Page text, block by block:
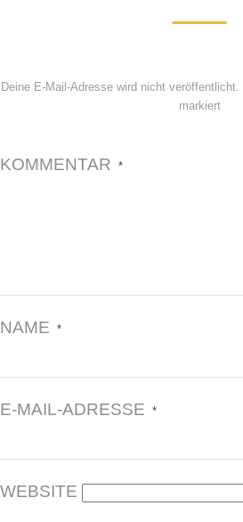
Deine E-Mail-Adresse wird nicht veröffentlicht.
markiert
KOMMENTAR *
NAME *
E-MAIL-ADRESSE *
WEBSITE